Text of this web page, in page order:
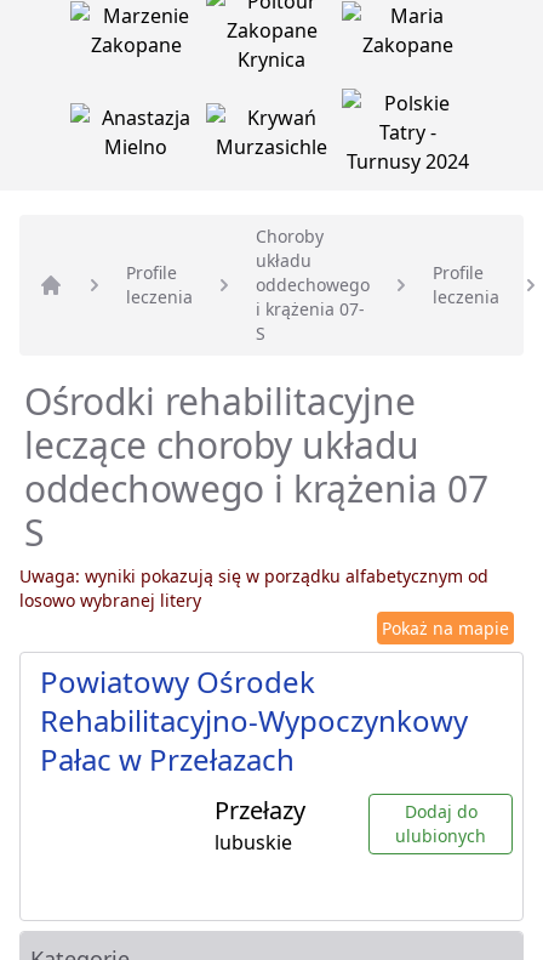
Strona główna
Profile
leczenia
Choroby
układu
oddechowego
i krążenia 07-
S
Profile
leczenia
Ośrodki rehabilitacyjne
leczące choroby układu
oddechowego i krążenia 07
S
Uwaga: wyniki pokazują się w porządku alfabetycznym od
losowo wybranej litery
Pokaż na mapie
Powiatowy Ośrodek
Rehabilitacyjno-Wypoczynkowy
Pałac w Przełazach
Przełazy
lubuskie
Dodaj do
ulubionych